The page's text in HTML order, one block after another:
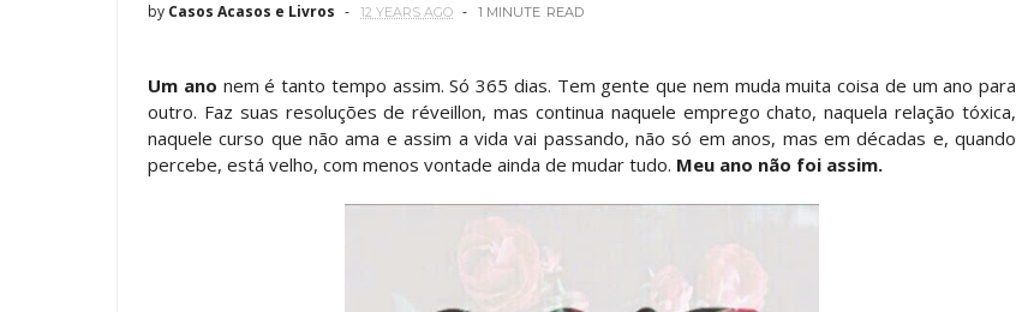
by Casos Acasos e Livros 12 YEARS AGO 1 MINUTE READ
Um ano nem é tanto tempo assim. Só 365 dias. Tem gente que nem muda muita coisa de um ano para
outro. Faz suas resoluções de réveillon, mas continua naquele emprego chato, naquela relação tóxica,
naquele curso que não ama e assim a vida vai passando, não só em anos, mas em décadas e, quando
percebe, está velho, com menos vontade ainda de mudar tudo. Meu ano não foi assim.